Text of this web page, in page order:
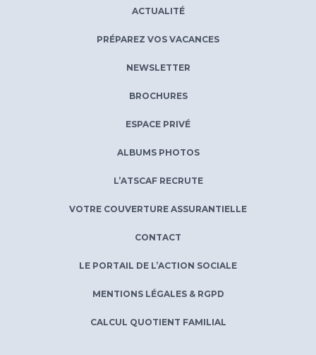
ACTUALITÉ
PRÉPAREZ VOS VACANCES
NEWSLETTER
BROCHURES
ESPACE PRIVÉ
ALBUMS PHOTOS
L’ATSCAF RECRUTE
VOTRE COUVERTURE ASSURANTIELLE
CONTACT
LE PORTAIL DE L’ACTION SOCIALE
MENTIONS LÉGALES & RGPD
CALCUL QUOTIENT FAMILIAL